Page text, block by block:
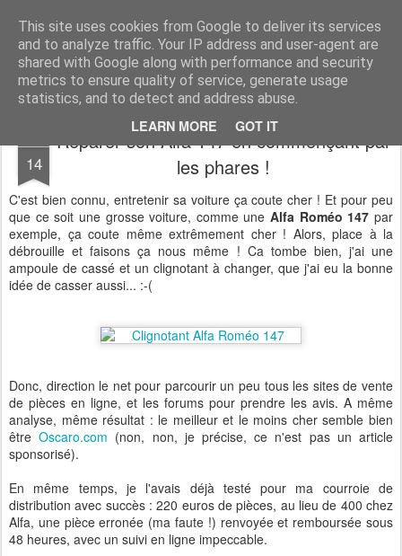
This site uses cookies from Google to deliver its services
and to analyze traffic. Your IP address and user-agent are
shared with Google along with performance and security
metrics to ensure quality of service, generate usage
statistics, and to detect and address abuse.
LEARN MORE GOT IT
Desperate Houseman : les pérégrinations d'un papa, mais pas que !
14
Réparer son Alfa 147 en commençant par
les phares !
C'est bien connu, entretenir sa voiture ça coute cher ! Et pour peu
que ce soit une grosse voiture, comme uneAlfa Roméo 147 par
exemple, ça coute même extrêmement cher ! Alors, place à la
débrouille et faisons ça nous même ! Ca tombe bien, j'ai une
ampoule de cassé et un clignotant à changer, que j'ai eu la bonne
idée de casser aussi... :-(
Donc, direction le net pour parcourir un peu tous les sites de vente
de pièces en ligne, et les forums pour prendre les avis. A même
analyse, même résultat : le meilleur et le moins cher semble bien
êtreOscaro.com (non, non, je précise, ce n'est pas un article
sponsorisé).
En même temps, je l'avais déjà testé pour ma courroie de
distribution avec succès : 220 euros de pièces, au lieu de 400 chez
Alfa, une pièce erronée (ma faute !) renvoyée et remboursée sous
48 heures, avec un suivi en ligne impeccable.